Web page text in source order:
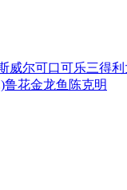
威尔可口可乐三得利
鲁花金龙鱼 陈克明